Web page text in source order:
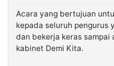
Acara yang bertujuan
kepada seluruh pengurus
dan bekerja keras sampai
kabinet Demi Kita.